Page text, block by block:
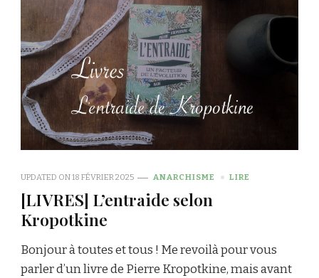
UPDATED ON18 FÉVRIER 2025 ANARCHISME LIRE
[LIVRES] L’entraide selon
Kropotkine
Bonjour à toutes et tous ! Me revoilà pour vous
parler d’un livre de Pierre Kropotkine, mais avant